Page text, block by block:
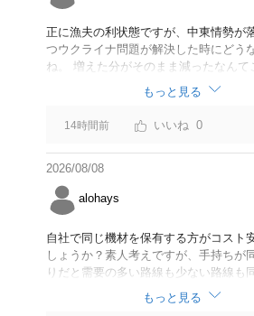
正に漁夫の利状態ですが、中東情勢が
つウクライナ問題が解決した時にどう
ね。 増えた分がそのまま減ったなんて
なければいいですが。
もっと見る
14時間前 0
2026/08/08
alohays
自社で同じ機材を保有する方がコスト
しょうか？素人考えですが、手持ちが
りだと需要の多い路線も少ない路線も
供給することになるので、需要が多い
機材を当て、少ない路線には小型機材
もっと見る